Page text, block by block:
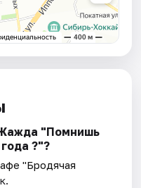
Жажда "Помнишь
?"?
"Бродячая